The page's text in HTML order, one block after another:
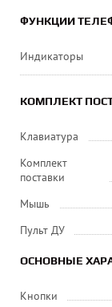
ФУНКЦИИ
Индикаторы
КОМПЛЕКТ
Клавиатура
Комплект
поставки
Мышь
Пульт ДУ
ОСНОВНЫЕ
Кнопки